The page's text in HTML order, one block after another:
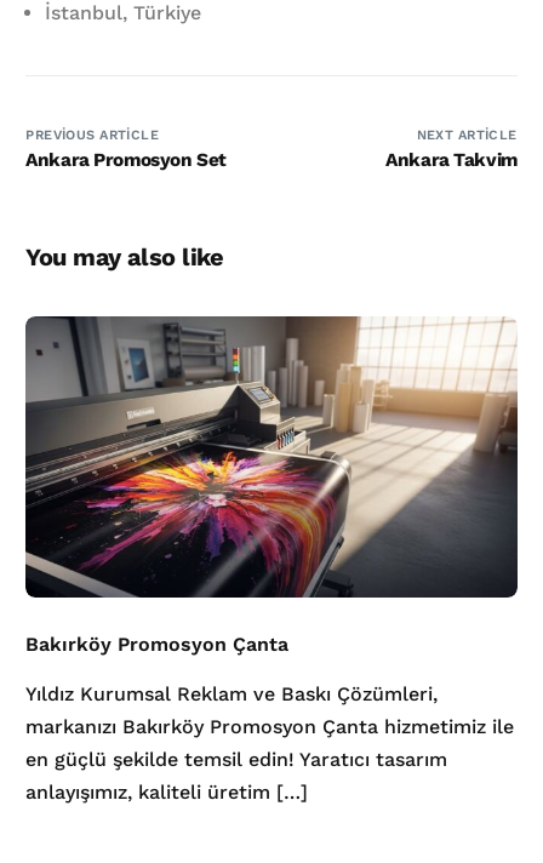
İstanbul, Türkiye
PREVIOUS ARTICLE
Ankara Promosyon Set
NEXT ARTICLE
Ankara Takvim
You may also like
Bakırköy Promosyon Çanta
Yıldız Kurumsal Reklam ve Baskı Çözümleri,
markanızı Bakırköy Promosyon Çanta hizmetimiz ile
en güçlü şekilde temsil edin! Yaratıcı tasarım
anlayışımız, kaliteli üretim […]